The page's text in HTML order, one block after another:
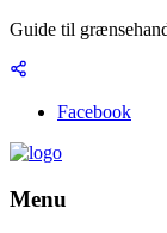
Guide til
Facebook
Menu